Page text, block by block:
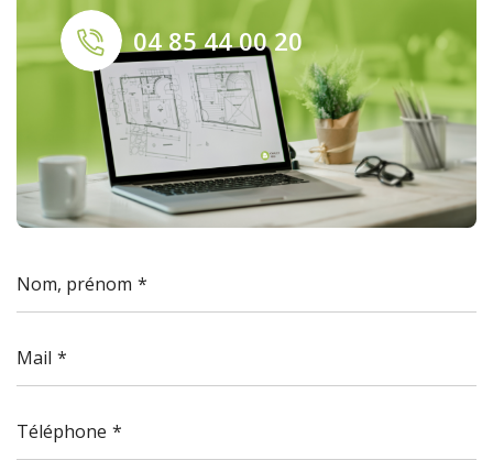
04 85 44 00 20
Nom, prénom
Mail
Téléphone